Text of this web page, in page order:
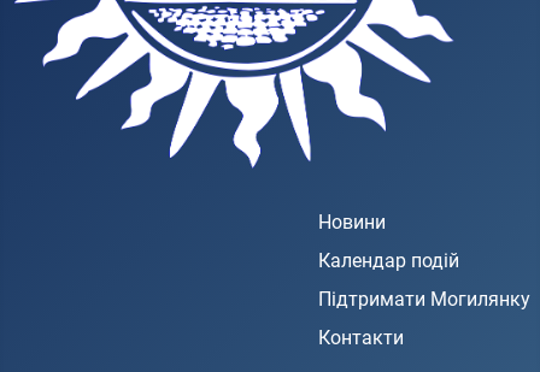
Новини
Календар подій
Підтримати Могилянку
Контакти